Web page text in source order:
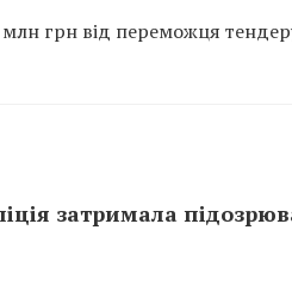
грн від переможця
затримала